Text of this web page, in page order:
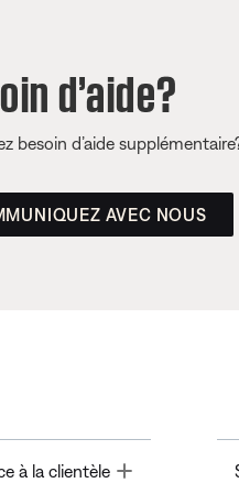
d’aide?
besoin d’aide
AVEC NOUS
à la clientèle Toggle